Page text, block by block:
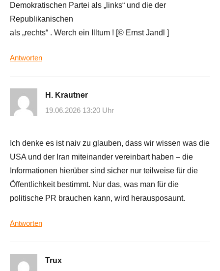
Demokratischen Partei als „links“ und die der
Republikanischen
als „rechts“ . Werch ein Illtum ! [© Ernst Jandl ]
Antworten
H. Krautner
19.06.2026 13:20 Uhr
Ich denke es ist naiv zu glauben, dass wir wissen was die
USA und der Iran miteinander vereinbart haben – die
Informationen hierüber sind sicher nur teilweise für die
Öffentlichkeit bestimmt. Nur das, was man für die
politische PR brauchen kann, wird herausposaunt.
Antworten
Trux